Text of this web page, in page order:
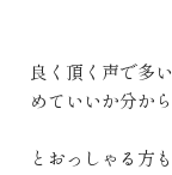
良く頂く声で多
めていいか分から
とおっしゃる方